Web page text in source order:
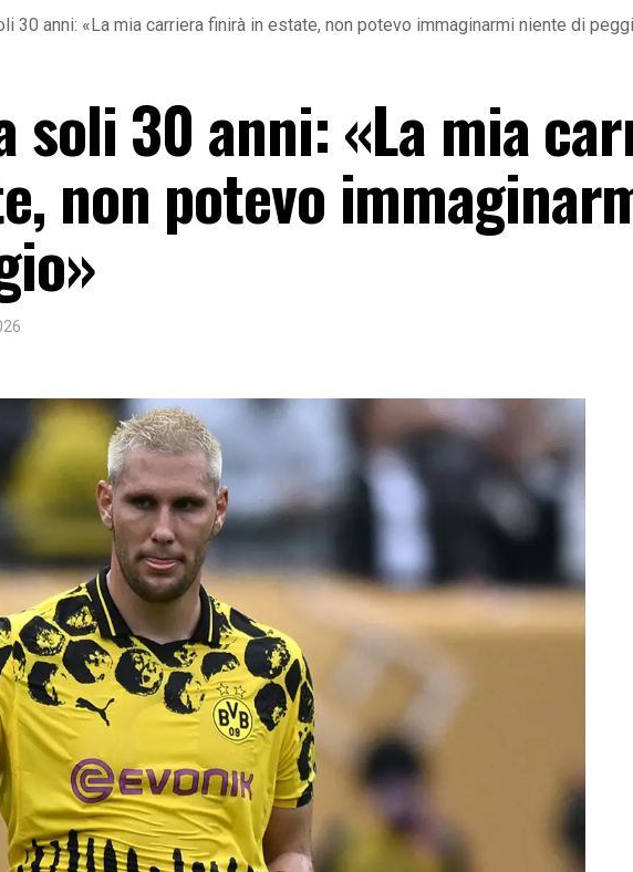
30 anni: «La mia carriera finirà in estate, non potevo immaginarmi niente di
soli 30 anni: «La mia
non potevo